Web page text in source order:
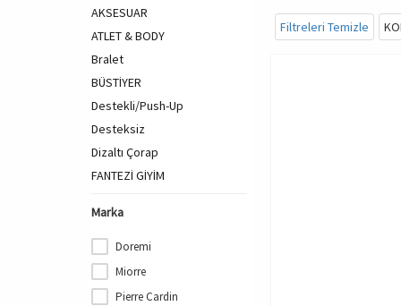
AKSESUAR
ATLET & BODY
Bralet
BÜSTİYER
Destekli/Push-Up
Desteksiz
Dizaltı Çorap
FANTEZİ GİYİM
HAMİLE İÇ GİYİM
Jartiyer Çorap
KADIN
KADIN PLAJ GİYİM
Marka
Doremi
Miorre
Pierre Cardin
Filtreleri Temizle